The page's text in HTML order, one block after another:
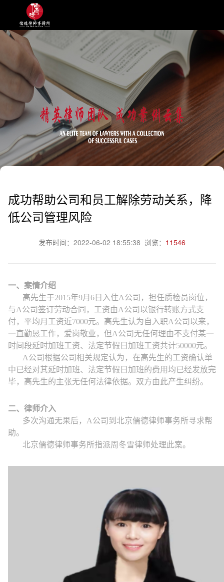
成功帮助公司和员工解除劳动关系，降
低公司管理风险
发布时间：2022-06-02 18:55:38 浏览： 11546
一、案情介绍
高先生于2015年9月 6 日入住A公司，担任质检员岗位，
与A公司签订劳动合同，工资由A公司以银行转账方式支
付，平均月工资近7000元。高先生认为自入职A公司以来，
一直勤恳工作，爱岗敬业，但A公司无任何理由不支付某一
时间段延时加班工资、法定节假日加班工资共计50000元。
A公司根据公司相关规定认为，在高先生的工资确认单
中已经对其延时加班、法定节假日加班的费用均已经发放完
毕，高先生的主张无任何法律依据。双方由此产生纠纷。
二、律师介入
多次沟通无果后， A公司到北京儒德律师事务所寻求帮
助。
北京儒德律师事务所指派周冬雪律师处理此案。